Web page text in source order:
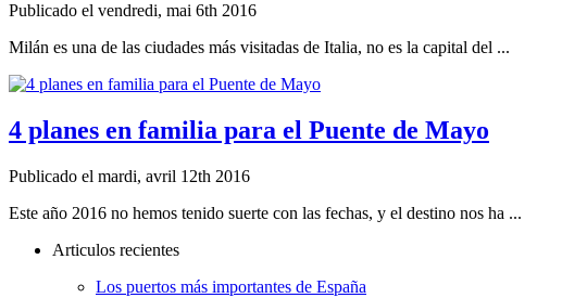
Publicado el vendredi, mai 6th 2016
Milán es una de las ciudades más visitadas de Italia, no es la capital del ...
4 planes en familia para el Puente de Mayo
Publicado el mardi, avril 12th 2016
Este año 2016 no hemos tenido suerte con las fechas, y el destino nos ha ...
Articulos recientes
Los puertos más importantes de España